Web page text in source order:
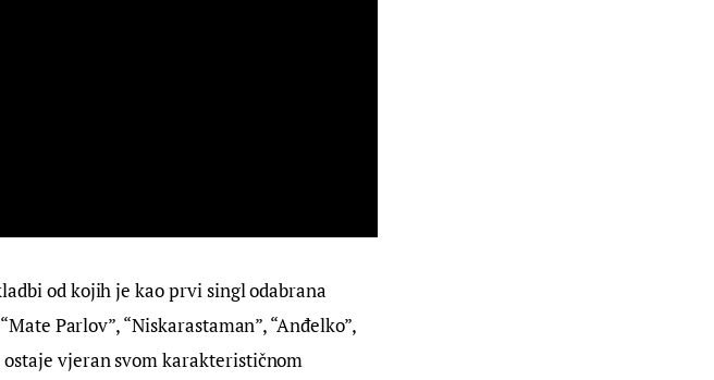
od kojih je kao prvi singl odabrana
Parlov”, “Niskarastaman”, “Anđelko”,
ostaje vjeran svom karakterističnom